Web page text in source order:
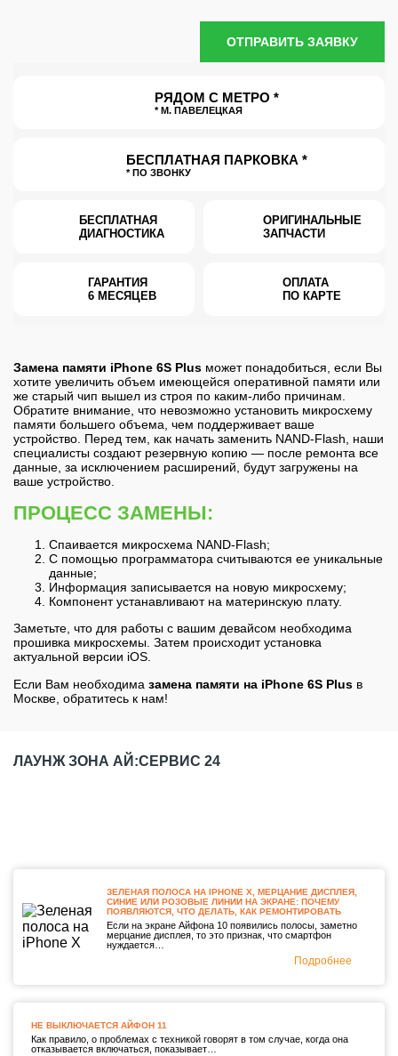
ОТПРАВИТЬ ЗАЯВКУ
РЯДОМ С МЕТРО *
* М. ПАВЕЛЕЦКАЯ
БЕСПЛАТНАЯ ПАРКОВКА *
* ПО ЗВОНКУ
БЕСПЛАТНАЯ
ДИАГНОСТИКА
ОРИГИНАЛЬНЫЕ
ЗАПЧАСТИ
ГАРАНТИЯ
6 МЕСЯЦЕВ
ОПЛАТА
ПО КАРТЕ
Замена памяти iPhone 6S Plus может понадобиться, если Вы
хотите увеличить объем имеющейся оперативной памяти или
же старый чип вышел из строя по каким-либо причинам.
Обратите внимание, что невозможно установить микросхему
памяти большего объема, чем поддерживает ваше
устройство. Перед тем, как начать заменить NAND-Flash, наши
специалисты создают резервную копию — после ремонта все
данные, за исключением расширений, будут загружены на
ваше устройство.
ПРОЦЕСС ЗАМЕНЫ:
Спаивается микросхема NAND-Flash;
С помощью программатора считываются ее уникальные
данные;
Информация записывается на новую микросхему;
Компонент устанавливают на материнскую плату.
Заметьте, что для работы с вашим девайсом необходима
прошивка микросхемы. Затем происходит установка
актуальной версии iOS.
Если Вам необходима замена памяти на iPhone 6S Plus в
Москве, обратитесь к нам!
ЛАУНЖ ЗОНА АЙ:СЕРВИС 24
ЗЕЛЕНАЯ ПОЛОСА НА IPHONE X, МЕРЦАНИЕ ДИСПЛЕЯ,
СИНИЕ ИЛИ РОЗОВЫЕ ЛИНИИ НА ЭКРАНЕ: ПОЧЕМУ
ПОЯВЛЯЮТСЯ, ЧТО ДЕЛАТЬ, КАК РЕМОНТИРОВАТЬ
Если на экране Айфона 10 появились полосы, заметно
мерцание дисплея, то это признак, что смартфон
нуждается…
Подробнее
НЕ ВЫКЛЮЧАЕТСЯ АЙФОН 11
Как правило, о проблемах с техникой говорят в том случае, когда она
отказывается включаться, показывает…